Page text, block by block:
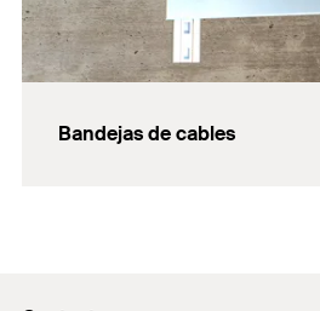
Bandejas de cables